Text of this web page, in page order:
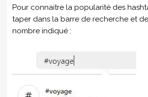
Pour connaitre la popularité des
taper dans la barre de recherche et
nombre indiqué :